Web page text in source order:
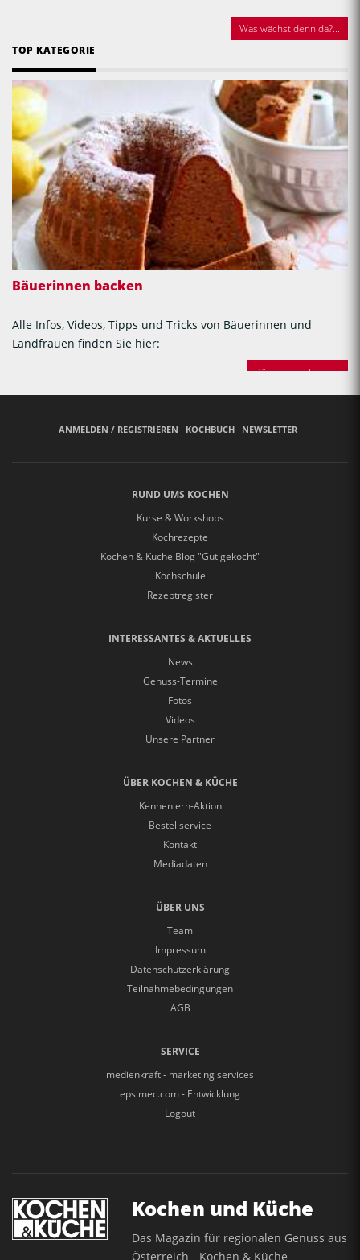
Was wächst denn da?...
TOP KATEGORIE
Bäuerinnen backen
Alle Infos, Videos, Tipps und Tricks von Bäuerinnen und
Landfrauen finden Sie hier:
Bäuerinnen backen
ANMELDEN / REGISTRIEREN KOCHBUCH NEWSLETTER
RUND UMS KOCHEN
Kurse & Workshops
Kochrezepte
Kochen & Küche Blog "Gut gekocht"
Kochschule
Rezeptregister
INTERESSANTES & AKTUELLES
News
Genuss-Termine
Fotos
Videos
Unsere Partner
ÜBER KOCHEN & KÜCHE
Kennenlern-Aktion
Bestellservice
Kontakt
Mediadaten
ÜBER UNS
Team
Impressum
Datenschutzerklärung
Teilnahmebedingungen
AGB
SERVICE
medienkraft - marketing services
epsimec.com - Entwicklung
Logout
Kochen und Küche
Das Magazin für regionalen Genuss aus
Österreich - Kochen & Küche -